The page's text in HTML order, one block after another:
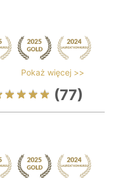
Pokaż więcej >>
(77)